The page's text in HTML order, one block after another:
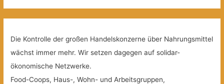
Die Kontrolle der großen Handelskonzerne über Nahrungsmittel
wächst immer mehr. Wir setzen dagegen auf solidar-
ökonomische Netzwerke.
Food-Coops, Haus-, Wohn- und Arbeitsgruppen,